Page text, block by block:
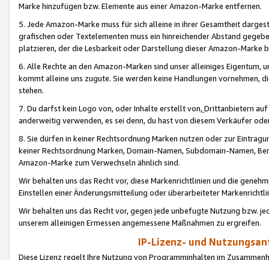
Marke hinzufügen bzw. Elemente aus einer Amazon-Marke entfernen.
5. Jede Amazon-Marke muss für sich alleine in ihrer Gesamtheit
grafischen oder Textelementen muss ein hinreichender Abstand
platzieren, der die Lesbarkeit oder Darstellung dieser Amazon-Marke
6. Alle Rechte an den Amazon-Marken sind unser alleiniges
kommt alleine uns zugute. Sie werden keine Handlungen vornehmen,
stehen.
7. Du darfst kein Logo von, oder Inhalte erstellt von,Drittanbietern auf
anderweitig verwenden, es sei denn, du hast von diesem Verkäufer
8. Sie dürfen in keiner Rechtsordnung Marken nutzen oder zur
keiner Rechtsordnung Marken, Domain-Namen, Subdomain-Namen,
Amazon-Marke zum Verwechseln ähnlich sind.
Wir behalten uns das Recht vor, diese Markenrichtlinien und die
Einstellen einer Änderungsmitteilung oder überarbeiteter
Wir behalten uns das Recht vor, gegen jede unbefugte Nutzung bzw.
unserem alleinigen Ermessen angemessene Maßnahmen zu ergreifen.
IP-Lizenz- und
Diese Lizenz regelt Ihre Nutzung von Programminhalten im